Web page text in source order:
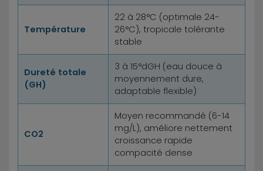
Température
22 à 28°C (optimale 24-
26°C), tropicale tolérante
stable
Dureté totale
(GH)
3 à 15°dGH (eau douce à
moyennement dure,
adaptable flexible)
CO2
Moyen recommandé (6-14
mg/L), améliore nettement
croissance rapide
compacité dense